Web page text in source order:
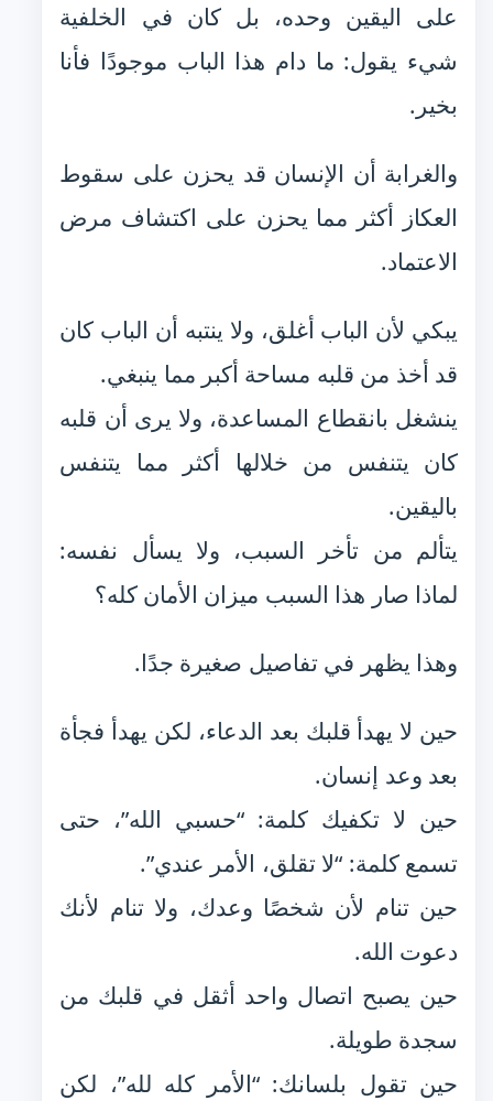
على اليقين وحده، بل كان في الخلفية
شيء يقول: ما دام هذا الباب موجودًا فأنا
بخير.
والغرابة أن الإنسان قد يحزن على سقوط
العكاز أكثر مما يحزن على اكتشاف مرض
الاعتماد.
يبكي لأن الباب أغلق، ولا ينتبه أن الباب كان
قد أخذ من قلبه مساحة أكبر مما ينبغي.
ينشغل بانقطاع المساعدة، ولا يرى أن قلبه
كان يتنفس من خلالها أكثر مما يتنفس
باليقين.
يتألم من تأخر السبب، ولا يسأل نفسه:
لماذا صار هذا السبب ميزان الأمان كله؟
وهذا يظهر في تفاصيل صغيرة جدًا.
حين لا يهدأ قلبك بعد الدعاء، لكن يهدأ فجأة
بعد وعد إنسان.
حين لا تكفيك كلمة: “حسبي الله”، حتى
تسمع كلمة: “لا تقلق، الأمر عندي”.
حين تنام لأن شخصًا وعدك، ولا تنام لأنك
دعوت الله.
حين يصبح اتصال واحد أثقل في قلبك من
سجدة طويلة.
حين تقول بلسانك: “الأمر كله لله”، لكن